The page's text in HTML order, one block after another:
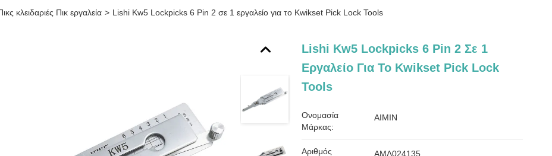
κλειδαριές Πικ εργαλεία > Lishi Kw5 Lockpicks 6 Pin 2 σε 1 εργαλείο για το Kwikset Pick Lock Tools
Lishi Kw5 Lockpicks 6 Pin 2 Σε 1
Εργαλείο Για Το Kwikset Pick Lock
Tools
Ονομασία
Μάρκας:
AIMIN
Αριθμός
ΑΜΛ024135